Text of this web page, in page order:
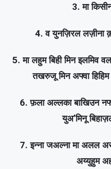
3. मा
4. व युनज़िरल लज़ीना
5. मा लहुम बिही मिन इलमिव
तखरुजू मिन अफ्वा
6. फ़ला अल्लका बाखिउन
युअ’मिनू
7. इन्ना जअल्ना मा अलल
अय्युहुम